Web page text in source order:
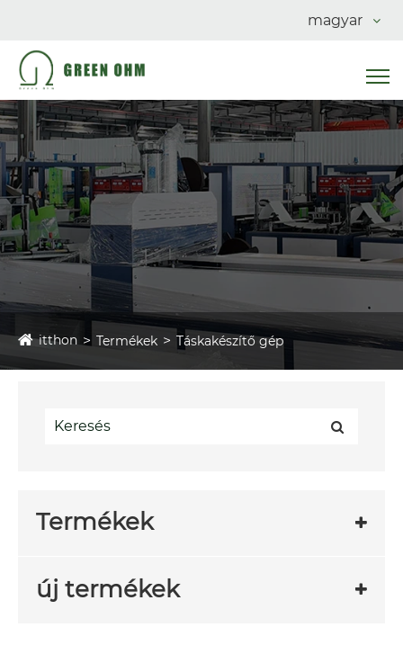
magyar
itthon Termékek Táskakészítő gép
Termékek
új termékek